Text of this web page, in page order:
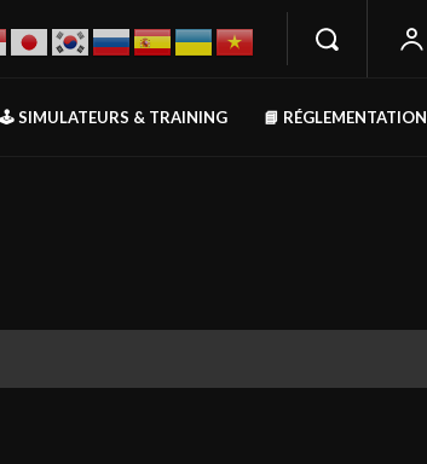
🕹️ SIMULATEURS & TRAINING 📘 RÉGLEMENTATION